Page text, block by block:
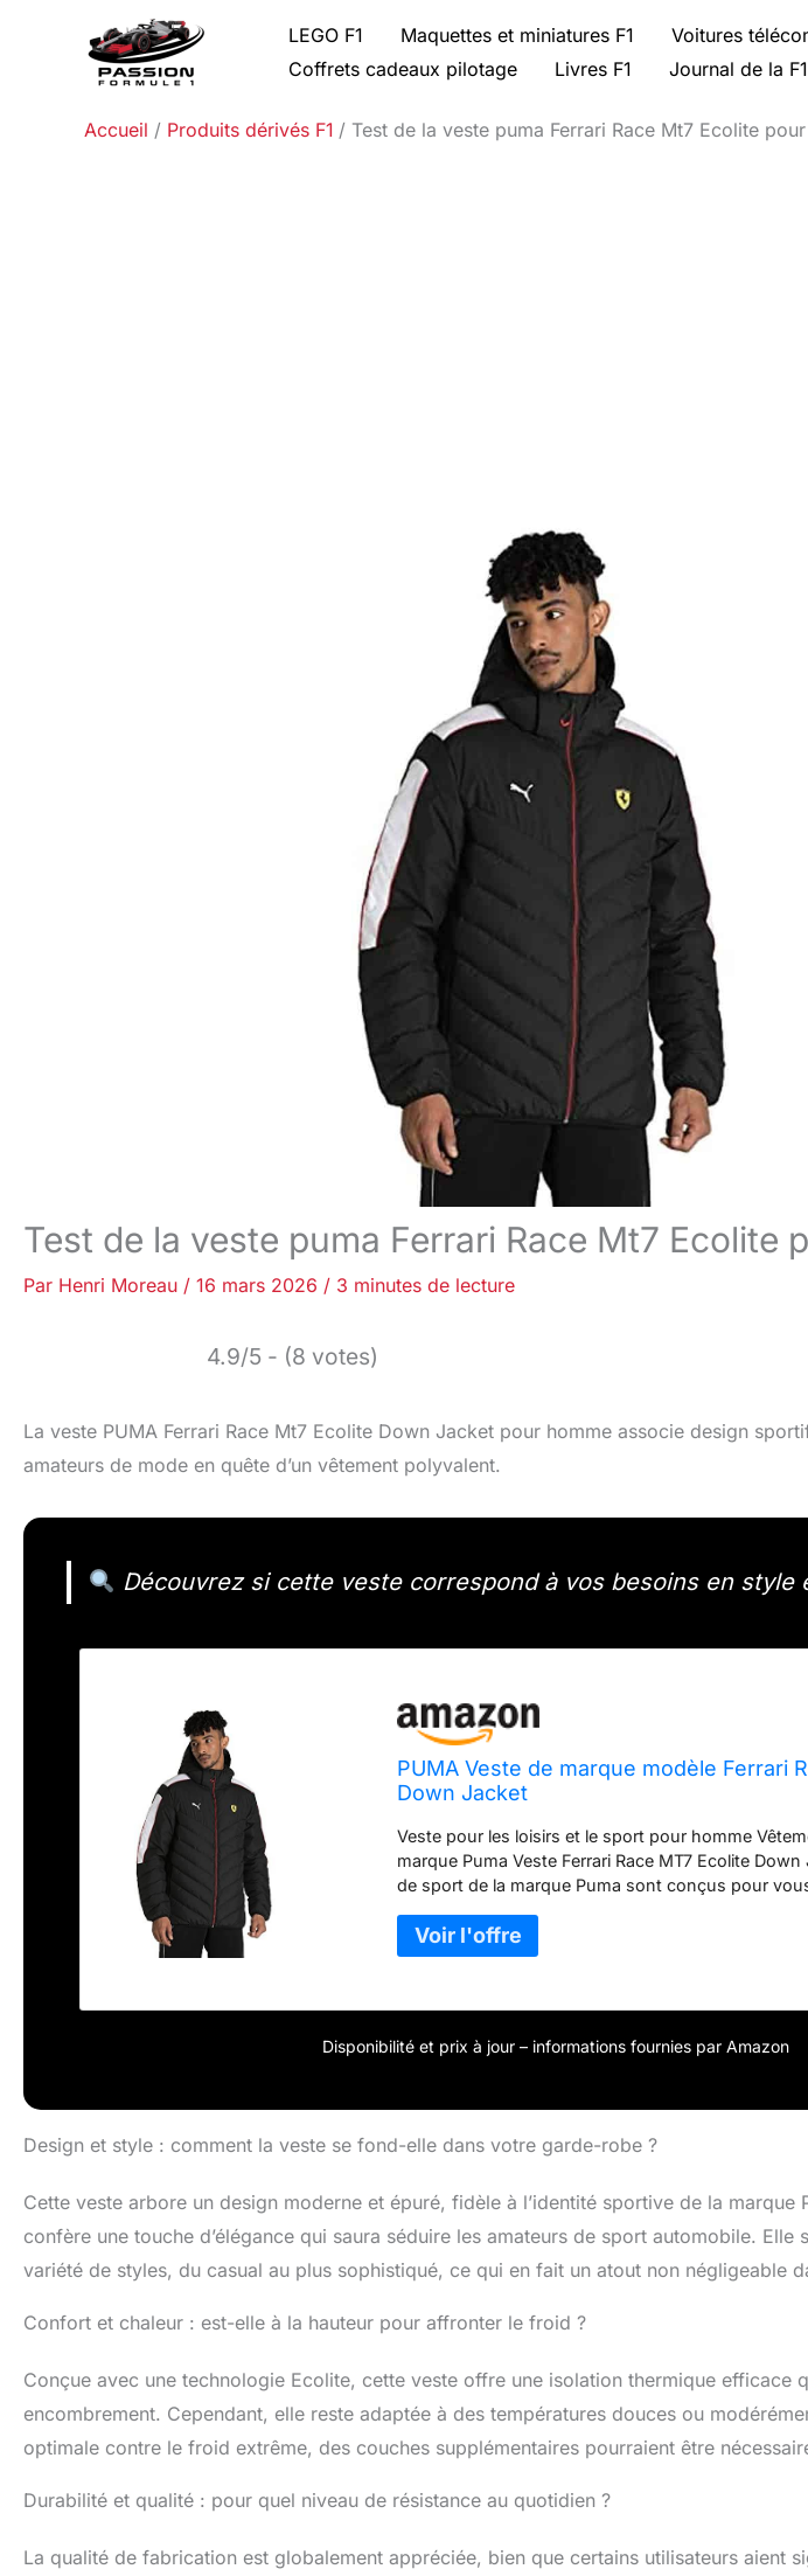
LEGO F1 Maquettes et miniatures F1 Voitures
Coffrets cadeaux pilotage
Livres F1 Journal de la F1
Accueil Produits dérivés F1 Test de la veste puma Ferrari Race Mt7 Ecolite
Test de la veste puma Ferrari Race Mt7 Ecolite
Par Henri Moreau / 16 mars 2026 / 3 minutes de lecture
4.9/5 - (8 votes)
La veste PUMA Ferrari Race Mt7 Ecolite Down Jacket pour homme associe design
amateurs de mode en quête d’un vêtement polyvalent.
Découvrez si cette veste correspond à vos besoins en style
PUMA Veste de marque modèle Ferrari
Down Jacket
Veste pour les loisirs et le sport pour homme
marque Puma Veste Ferrari Race MT7 Ecolite
de sport de la marque Puma sont conçus pour
maximum Vêtement de sport fabriqué avec des
qualité qui s'adaptent à toutes les activités sportives
Disponibilité et prix à jour – informations fournies par Amazon
Design et style : comment la veste se fond-elle dans votre garde-robe ?
Cette veste arbore un design moderne et épuré, fidèle à l’identité sportive de la marque
confère une touche d’élégance qui saura séduire les amateurs de sport automobile. Elle
variété de styles, du casual au plus sophistiqué, ce qui en fait un atout non négligeable
Confort et chaleur : est-elle à la hauteur pour affronter le froid ?
Conçue avec une technologie Ecolite, cette veste offre une isolation thermique efficace
encombrement. Cependant, elle reste adaptée à des températures douces ou
optimale contre le froid extrême, des couches supplémentaires pourraient être
Durabilité et qualité : pour quel niveau de résistance au quotidien ?
La qualité de fabrication est globalement appréciée, bien que certains utilisateurs aient